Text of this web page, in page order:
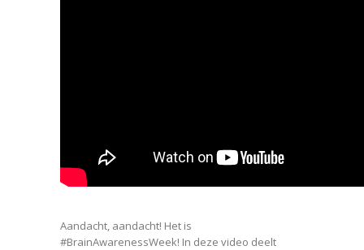
Aandacht, aandacht! Het is
#BrainAwarenessWeek! In deze video deelt